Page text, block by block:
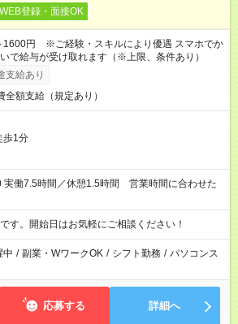
WEB登録・面接OK
1600円 ※ご経験・スキルにより優遇 スマホでか
で給与が受け取れます（※上限、条件あり）
支給あり
全額支給（規定あり）
歩1分
す。開始日はお気軽にご相談ください！
中 / 副業・WワークOK / シフト勤務 / パソコンス
応募する 詳細へ